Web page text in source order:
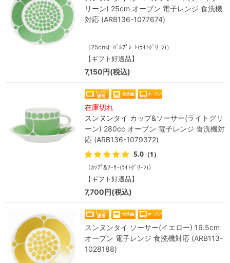
リーン) 25cm オーブン 電子レンジ 食洗機
対応 (ARB136-1077674)
（25cmｵｰﾊﾞﾙﾌﾟﾚｰﾄ(ﾗｲﾄｸﾞﾘｰﾝ)）
【ギフト好適品】
7,150円(税込)
在庫切れ
スンヌンタイ カップ&ソーサー(ライトグリ
ーン) 280cc オーブン 電子レンジ 食洗機対
応 (ARB136-1079372)
5.0 （1）
（ｶｯﾌﾟ&ｿｰｻｰ(ﾗｲﾄｸﾞﾘｰﾝ)）
【ギフト好適品】
7,700円(税込)
スンヌンタイ ソーサー(イエロー) 16.5cm
オーブン 電子レンジ 食洗機対応 (ARB113-
1028188)